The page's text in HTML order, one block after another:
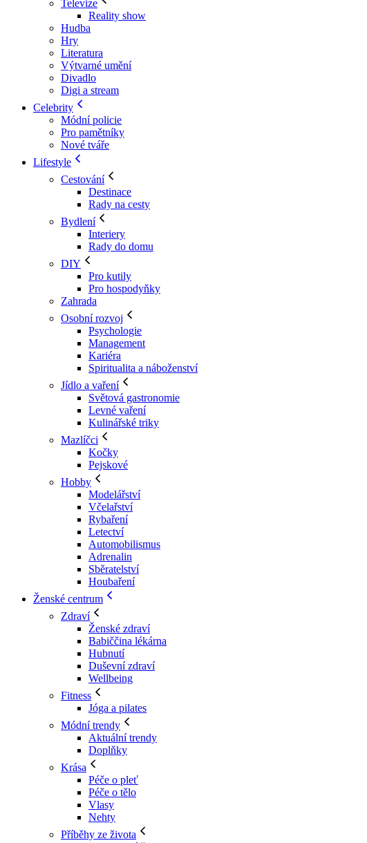
Televize
Reality show
Hudba
Hry
Literatura
Výtvarné umění
Divadlo
Digi a stream
Celebrity
Módní policie
Pro pamětníky
Nové tváře
Lifestyle
Cestování
Destinace
Rady na cesty
Bydlení
Interiery
Rady do domu
DIY
Pro kutily
Pro hospodyňky
Zahrada
Osobní rozvoj
Psychologie
Management
Kariéra
Spiritualita a náboženství
Jídlo a vaření
Světová gastronomie
Levné vaření
Kulinářské triky
Mazlíčci
Kočky
Pejskové
Hobby
Modelářství
Včelařství
Rybaření
Letectví
Automobilismus
Adrenalin
Sběratelství
Houbaření
Ženské centrum
Zdraví
Ženské zdraví
Babiččina lékárna
Hubnutí
Duševní zdraví
Wellbeing
Fitness
Jóga a pilates
Módní trendy
Aktuální trendy
Doplňky
Krása
Péče o pleť
Péče o tělo
Vlasy
Nehty
Příběhy ze života